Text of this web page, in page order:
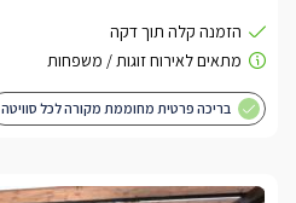
בריכה פרטית מחוממת מקורה לכל סוויטה